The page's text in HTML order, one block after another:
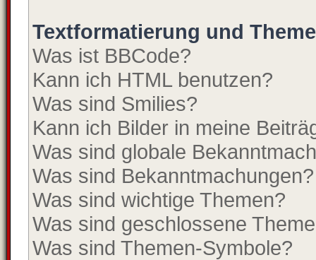
Textformatierung und
Was ist BBCode?
Kann ich HTML benutzen?
Was sind Smilies?
Kann ich Bilder in meine
Was sind globale
Was sind Bekanntmachungen?
Was sind wichtige Themen?
Was sind geschlossene
Was sind Themen-Symbole?